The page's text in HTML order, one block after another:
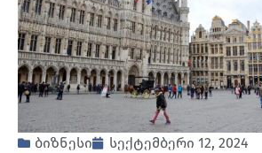
ბიზნესი
სექტემბერი 12, 2024